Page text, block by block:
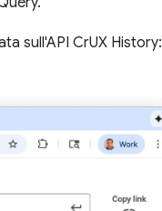
sull'API CrUX History: